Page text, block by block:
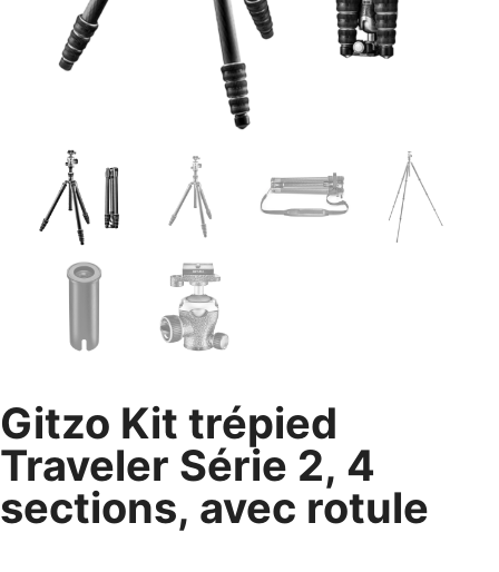
Gitzo Kit trépied
Traveler Série 2, 4
sections, avec rotule